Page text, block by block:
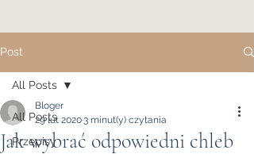
Post
All Posts
Przepisy
All Posts
Jak wybrać odpowiedni chleb
Bloger
29 lut 20203 minut(y) czytania